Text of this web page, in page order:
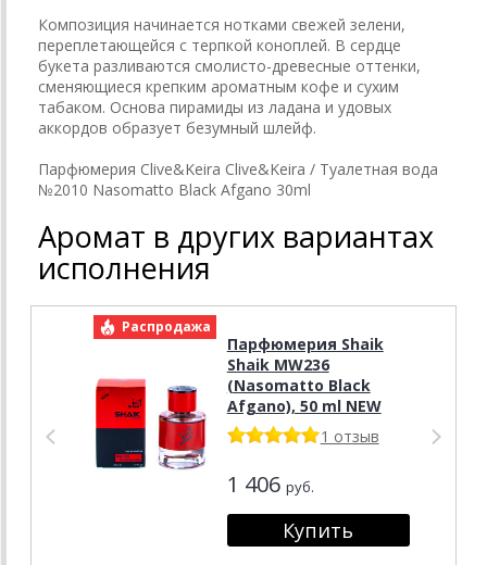
Композиция начинается нотками свежей зелени,
переплетающейся с терпкой коноплей. В сердце
букета разливаются смолисто-древесные оттенки,
сменяющиеся крепким ароматным кофе и сухим
табаком. Основа пирамиды из ладана и удовых
аккордов образует безумный шлейф.
Парфюмерия Clive&Keira Clive&Keira / Туалетная вода
№2010 Nasomatto Black Afgano 30ml
Аромат в других вариантах
исполнения
Распродажа
Парфюмерия Shaik
Shaik MW236
(Nasomatto Black
Afgano), 50 ml NEW
1 отзыв
1 406 руб.